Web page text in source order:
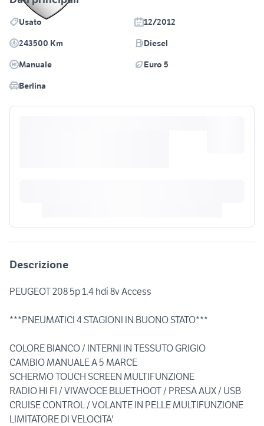
Usato
12/2012
243500 Km
Diesel
Manuale
Euro 5
Berlina
Descrizione
PEUGEOT 208 5p 1.4 hdi 8v Access
***PNEUMATICI 4 STAGIONI IN BUONO STATO***
COLORE BIANCO / INTERNI IN TESSUTO GRIGIO
CAMBIO MANUALE A 5 MARCE
SCHERMO TOUCH SCREEN MULTIFUNZIONE
RADIO HI FI / VIVAVOCE BLUETHOOT / PRESA AUX / USB
CRUISE CONTROL / VOLANTE IN PELLE MULTIFUNZIONE
LIMITATORE DI VELOCITA'